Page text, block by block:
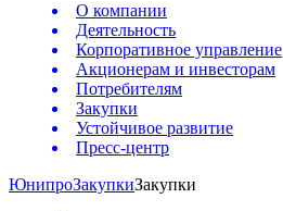
О компании
Деятельность
Корпоративное управление
Акционерам и инвесторам
Потребителям
Закупки
Устойчивое развитие
Пресс-центр
ЮнипроЗакупкиЗакупки